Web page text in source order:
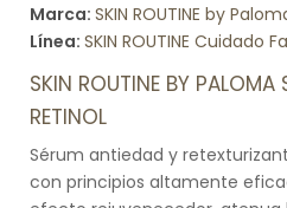
Marca: SKIN ROUTINE by
Línea: SKIN ROUTINE Cuidado
SKIN ROUTINE BY PALOMA
RETINOL
Sérum antiedad y
con principios altamente